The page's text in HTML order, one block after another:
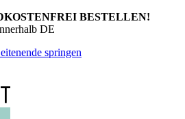
BESTELLEN!
DE
springen